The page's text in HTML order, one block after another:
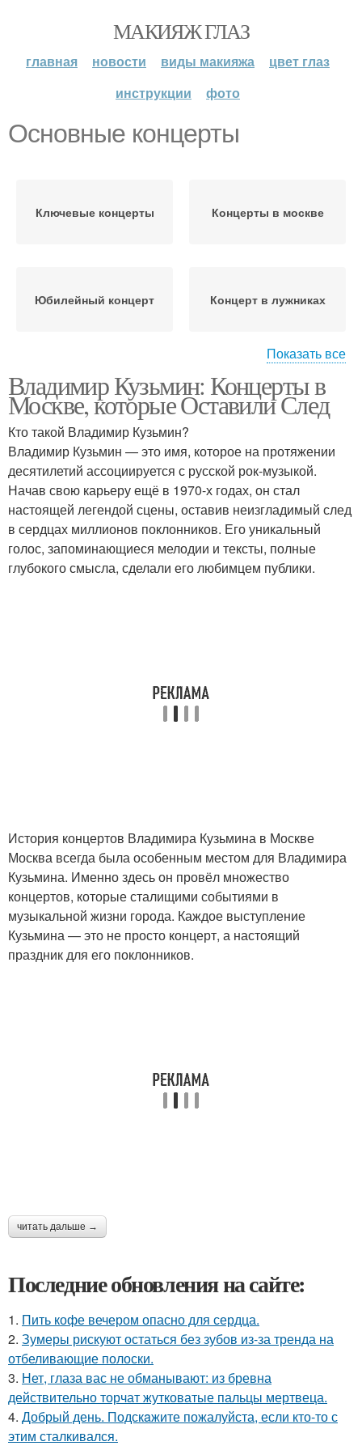
МАКИЯЖ ГЛАЗ
главная новости виды макияжа
цвет глаз
инструкции
фото
Основные концерты
Ключевые концерты Концерты в москве
Юбилейный концерт Концерт в лужниках
Акустический концерт
Показать все
Владимир Кузьмин: Концерты в
Москве, которые Оставили След
Кто такой Владимир Кузьмин?
Владимир Кузьмин — это имя, которое на протяжении
десятилетий ассоциируется с русской рок-музыкой.
Начав свою карьеру ещё в 1970-х годах, он стал
настоящей легендой сцены, оставив неизгладимый след
в сердцах миллионов поклонников. Его уникальный
голос, запоминающиеся мелодии и тексты, полные
глубокого смысла, сделали его любимцем публики.
История концертов Владимира Кузьмина в Москве
Москва всегда была особенным местом для Владимира
Кузьмина. Именно здесь он провёл множество
концертов, которые сталищими событиями в
музыкальной жизни города. Каждое выступление
Кузьмина — это не просто концерт, а настоящий
праздник для его поклонников.
читать дальше →
Последние обновления на сайте:
1. Пить кофе вечером опасно для сердца.
2. Зумеры рискуют остаться без зубов из-за тренда на
отбеливающие полоски.
3. Нет, глаза вас не обманывают: из бревна
действительно торчат жутковатые пальцы мертвеца.
4. Добрый день. Подскaжите пожалуйста, если кто-то с
этим сталкивался.